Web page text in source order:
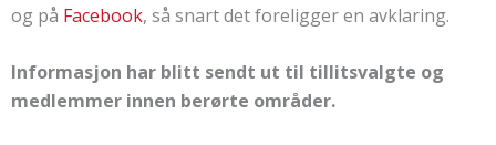
og på Facebook, så snart det foreligger en avklaring.
Informasjon har blitt sendt ut til tillitsvalgte og
medlemmer innen berørte områder.